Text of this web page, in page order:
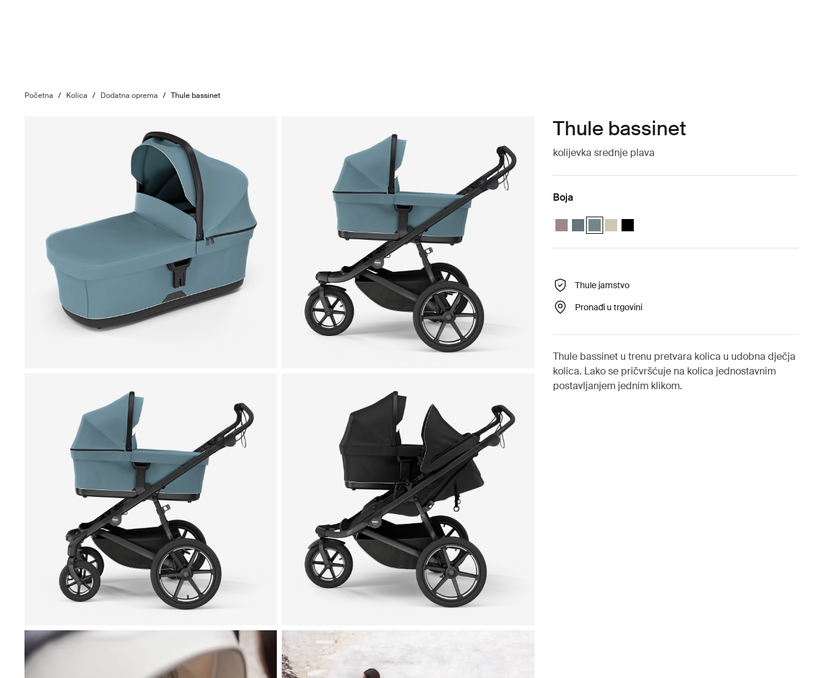
Početna / Kolica / Dodatna oprema / Thule bassinet
Thule bassinet
kolijevka srednje plava
Boja
Thule bassinet Zatamnjena taupe
Thule bassinet Tamno siva
Thule bassinet Srednje plava (selected)
Thule bassinet Soft Beige
Thule bassinet Crna
Thule jamstvo
Pronađi u trgovini
Thule bassinet u trenu pretvara kolica u udobna dječja
kolica. Lako se pričvršćuje na kolica jednostavnim
postavljanjem jednim klikom.